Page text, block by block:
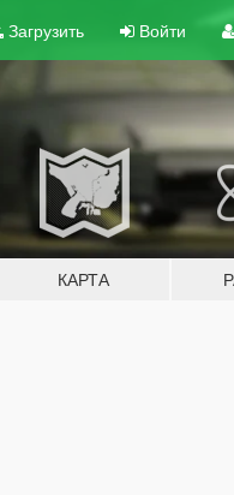
Загрузить Войти
КАРТА